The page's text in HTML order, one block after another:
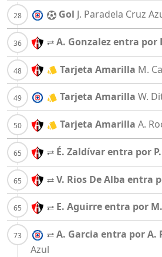
Gol J. Paradela Cruz
A. Gonzalez entra por
Tarjeta Amarilla M.
Tarjeta Amarilla W.
Tarjeta Amarilla A.
É. Zaldívar entra por
V. Rios De Alba entra
E. Aguirre entra por
A. Garcia entra por A.
Azul